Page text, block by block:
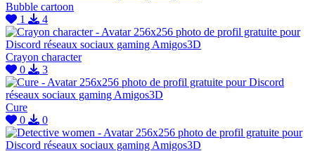
Bubble cartoon
1
4
Crayon character
0
3
Cure
0
0